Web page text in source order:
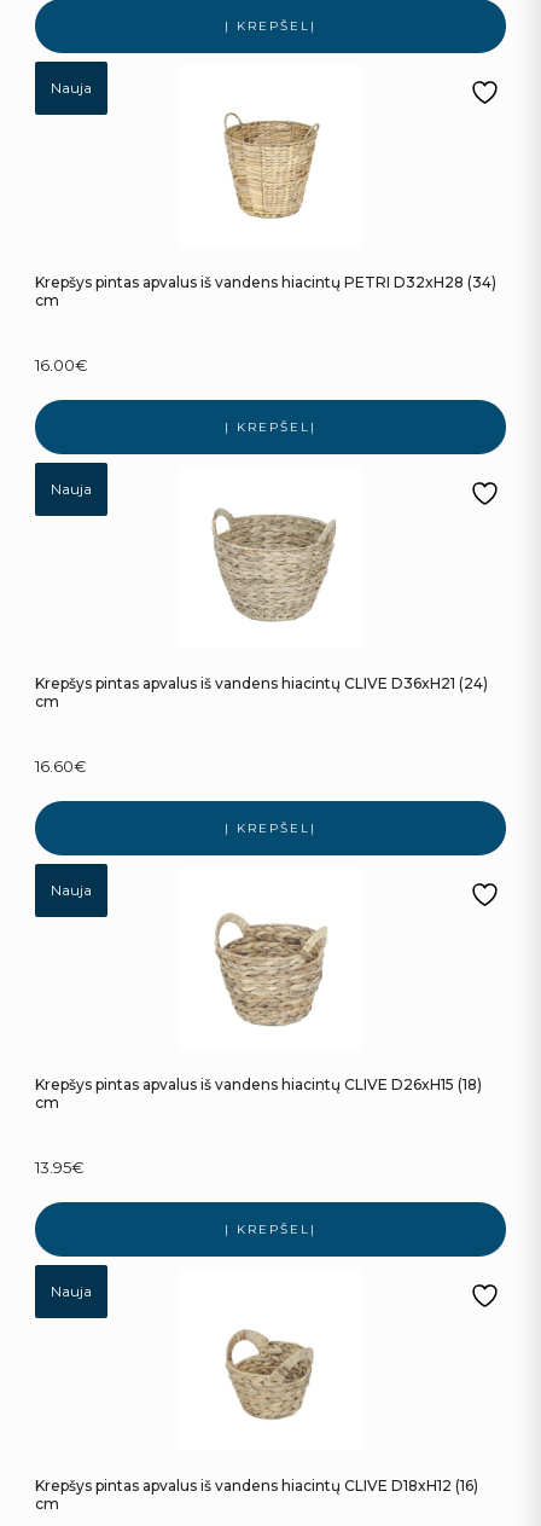
Į KREPŠELĮ
Nauja
Krepšys pintas apvalus iš vandens hiacintų PETRI D32xH28 (34)
cm
16.00€
Į KREPŠELĮ
Nauja
Krepšys pintas apvalus iš vandens hiacintų CLIVE D36xH21 (24)
cm
16.60€
Į KREPŠELĮ
Nauja
Krepšys pintas apvalus iš vandens hiacintų CLIVE D26xH15 (18)
cm
13.95€
Į KREPŠELĮ
Nauja
Krepšys pintas apvalus iš vandens hiacintų CLIVE D18xH12 (16)
cm